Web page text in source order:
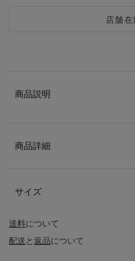
店舗
送料について
配送と返品について
商品説明
商品詳細
サイズ